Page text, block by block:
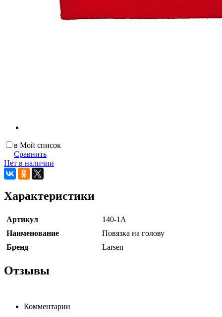
в Мой список
Сравнить
Нет в наличии
Характеристики
Артикул
140-1А
Наименование
Повязка на голову
Бренд
Larsen
Отзывы
Комментарии